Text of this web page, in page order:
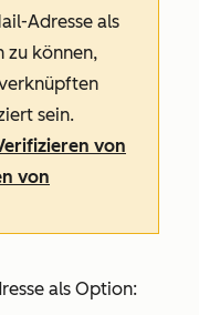
Adresse als
zu können,
sein.
von
von
als Option: